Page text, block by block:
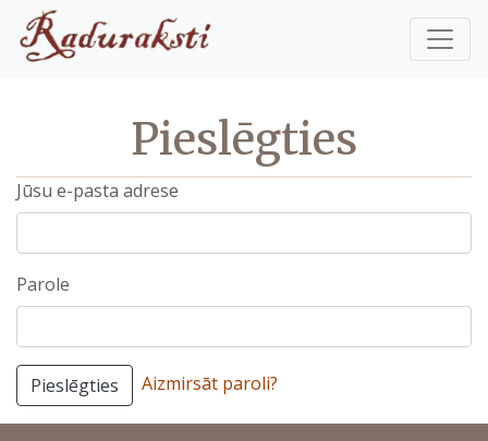
Pieslēgties
Jūsu e-pasta adrese
Parole
Pieslēgties Aizmirsāt paroli?